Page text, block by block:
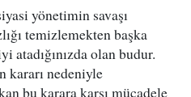
yönetimin savaşı
temizlemekten başka
atadığınızda olan budur.
kararı nedeniyle
bu karara karşı mücadele